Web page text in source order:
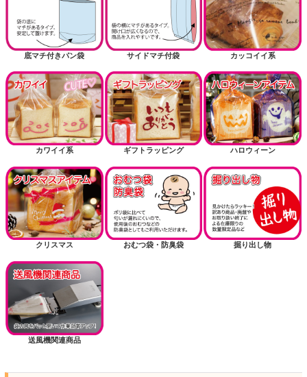
底マチ付きパン袋 サイドマチ付袋 カッコイイ系
カワイイ系 ギフトラッピング ハロウィーン
クリスマス おむつ袋・防臭袋 掘り出し物
送風機関連商品